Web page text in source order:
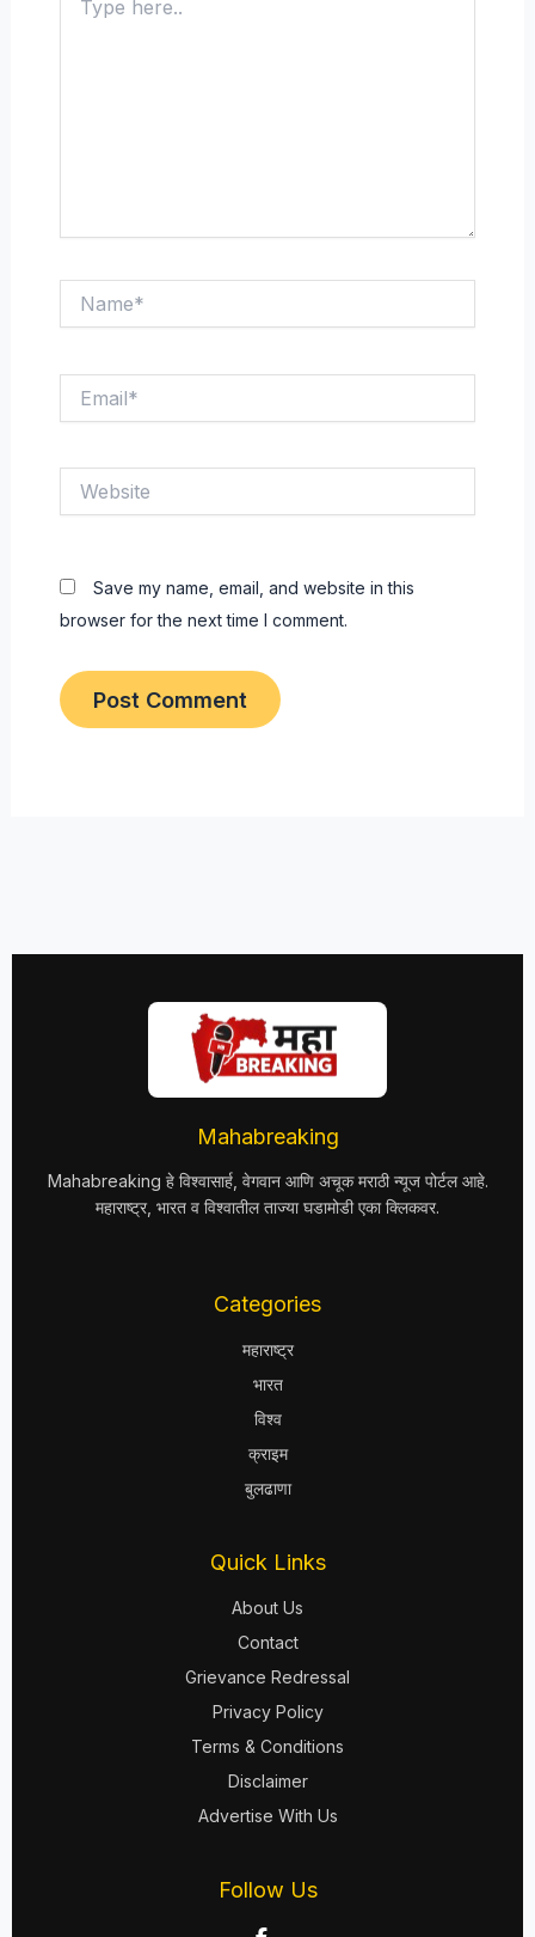
here..
Save my name, email, and website in this
browser for the next time I comment.
Mahabreaking
Mahabreaking हे विश्वासार्ह, वेगवान आणि अचूक मराठी न्यूज पोर्टल आहे.
महाराष्ट्र, भारत व विश्वातील ताज्या घडामोडी एका क्लिकवर.
Categories
महाराष्ट्र
भारत
विश्व
क्राइम
बुलढाणा
Quick Links
About Us
Contact
Grievance Redressal
Privacy Policy
Terms & Conditions
Disclaimer
Advertise With Us
Follow Us